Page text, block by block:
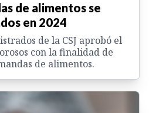
de alimentos se
en 2024
de la CSJ aprobó el
con la finalidad de
de alimentos.